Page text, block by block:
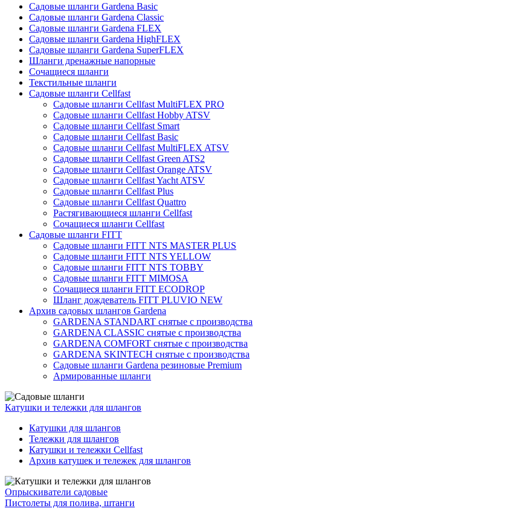
Садовые шланги Gardena Basic
Садовые шланги Gardena Classic
Садовые шланги Gardena FLEX
Садовые шланги Gardena HighFLEX
Садовые шланги Gardena SuperFLEX
Шланги дренажные напорные
Сочащиеся шланги
Текстильные шланги
Садовые шланги Cellfast
Садовые шланги Cellfast MultiFLEX PRO
Садовые шланги Cellfast Hobby ATSV
Садовые шланги Cellfast Smart
Садовые шланги Cellfast Basic
Садовые шланги Cellfast MultiFLEX ATSV
Садовые шланги Cellfast Green ATS2
Садовые шланги Cellfast Orange ATSV
Садовые шланги Cellfast Yacht ATSV
Садовые шланги Cellfast Plus
Садовые шланги Cellfast Quattro
Растягивающиеся шланги Cellfast
Сочащиеся шланги Cellfast
Садовые шланги FITT
Садовые шланги FITT NTS MASTER PLUS
Садовые шланги FITT NTS YELLOW
Садовые шланги FITT NTS TOBBY
Садовые шланги FITT MIMOSA
Сочащиеся шланги FITT ECODROP
Шланг дождеватель FITT PLUVIO NEW
Архив садовых шлангов Gardena
GARDENA STANDART снятые с производства
GARDENA CLASSIC снятые с производства
GARDENA COMFORT снятые с производства
GARDENA SKINTECH снятые с производства
Садовые шланги Gardena резиновые Premium
Армированные шланги
Катушки и тележки для шлангов
Катушки для шлангов
Тележки для шлангов
Катушки и тележки Cellfast
Архив катушек и тележек для шлангов
Опрыскиватели садовые
Пистолеты для полива, штанги